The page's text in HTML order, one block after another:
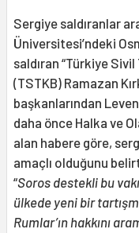
Sergiye saldıranlar
Üniversitesi’ndeki
saldıran “Türkiye
(TSTKB) Ramazan
başkanlarından
daha önce Halka ve
alan habere göre,
amaçlı olduğunu
“Soros destekli bu
ülkede yeni bir
Rumlar’ın hakkını